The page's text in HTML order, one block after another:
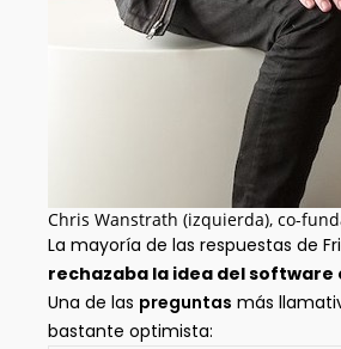
Chris Wanstrath (izquierda), co-
La mayoría de las respuestas de
rechazaba la idea del software
Una de las preguntas más
bastante optimista: